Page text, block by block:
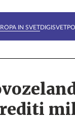
IN SVETDIGISVET